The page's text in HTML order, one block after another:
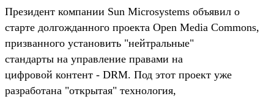
Президент компании Sun Microsystems объявил о
старте долгожданного проекта Open Media Commons,
призванного установить "нейтральные"
стандарты на управление правами на
цифровой контент - DRM. Под этот проект уже
разработана "открытая" технология,